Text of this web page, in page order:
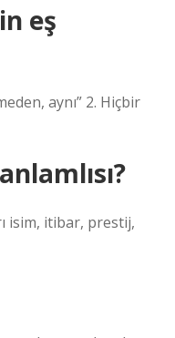
eş
aynı” 2. Hiçbir
isim, itibar, prestij,